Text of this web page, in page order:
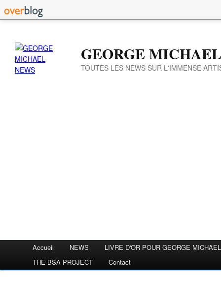
GEORGE
TOUTES LES NEWS SUR L'IMMENSE
Accueil NEWS
LIVRE D'OR POUR GEORGE MICHAEL
THE BSA PROJECT
Contact